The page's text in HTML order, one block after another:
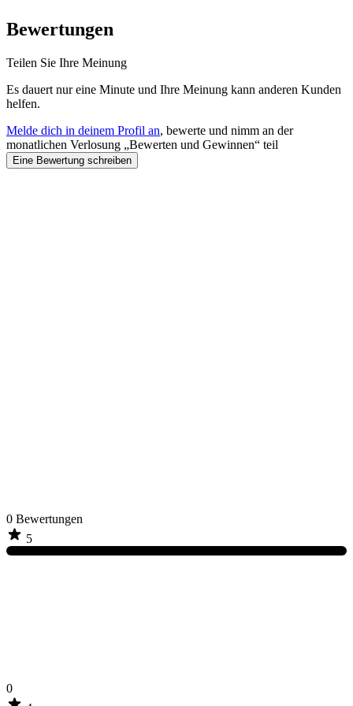
Bewertungen
Teilen Sie Ihre Meinung
Es dauert nur eine Minute und Ihre Meinung kann anderen Kunden
helfen.
Melde dich in deinem Profil an, bewerte und nimm an der
monatlichen Verlosung „Bewerten und Gewinnen“ teil
Eine Bewertung schreiben
0 Bewertungen
5
0